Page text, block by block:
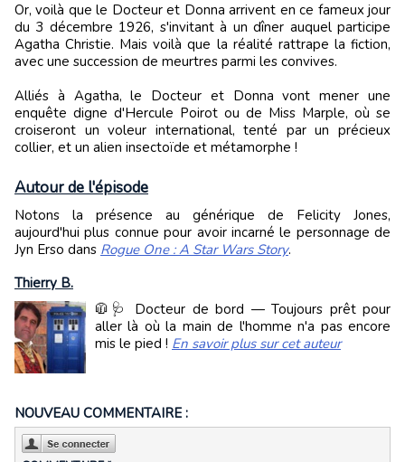
Or, voilà que le Docteur et Donna arrivent en ce fameux jour
du 3 décembre 1926, s'invitant à un dîner auquel participe
Agatha Christie. Mais voilà que la réalité rattrape la fiction,
avec une succession de meurtres parmi les convives.
Alliés à Agatha, le Docteur et Donna vont mener une
enquête digne d'Hercule Poirot ou de Miss Marple, où se
croiseront un voleur international, tenté par un précieux
collier, et un alien insectoïde et métamorphe !
Autour de l'épisode
Notons la présence au générique de Felicity Jones,
aujourd'hui plus connue pour avoir incarné le personnage de
Jyn Erso dans Rogue One : A Star Wars Story.
Thierry B.
🧥🩺 Docteur de bord — Toujours prêt pour
aller là où la main de l'homme n'a pas encore
mis le pied ! En savoir plus sur cet auteur
NOUVEAU COMMENTAIRE :